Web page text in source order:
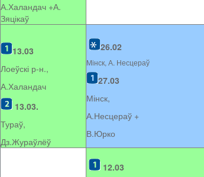
А.Халандач +А.
Зяцікаў
13.03
Лоеўскі р-н.,
А.Халандач
13.03.
Тураў,
Дз.Жураўлёў
26.02
Мінск, А. Несцераў
27.03
Мінск,
А.Несцераў +
В.Юрко
12.03